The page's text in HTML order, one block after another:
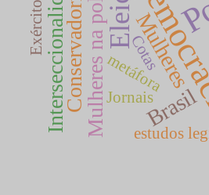
Mulheres na política
Conservadorismo
Interseccionalidade Mulheres
Brasil
metáfora
estudos
Cotas
Jornais
Exército